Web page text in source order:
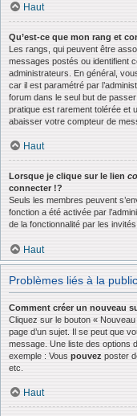
Haut
Qu’est-ce que mon rang et
Les rangs, qui peuvent être
messages postés ou identifient
administrateurs. En général,
car il est paramétré par
forum dans le seul but de
pratique est rarement tolérée et
abaisser votre compteur de
Haut
Lorsque je clique sur le lien
connecter !?
Seuls les membres peuvent
fonction a été activée par
de la fonctionnalité par les invités.
Haut
Problèmes liés à la
Comment créer un nouveau
Cliquez sur le bouton «
page d’un sujet. Il se peut que
message. Une liste des options
exemple : Vous pouvez poster
etc.
Haut